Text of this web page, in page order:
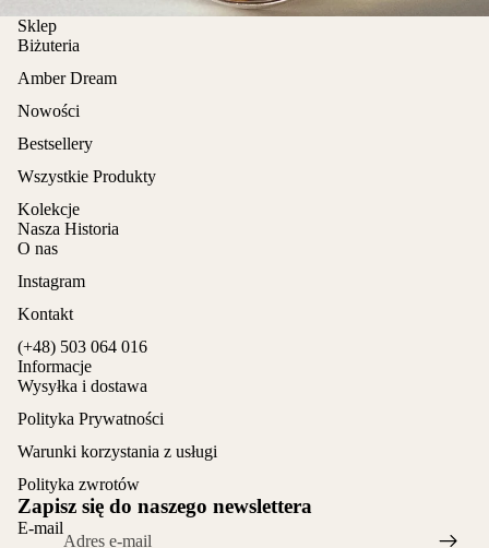
Sklep
Biżuteria
Amber Dream
Nowości
Bestsellery
Wszystkie Produkty
Kolekcje
Nasza Historia
O nas
Instagram
Kontakt
(+48) 503 064 016
Informacje
Wysyłka i dostawa
Polityka Prywatności
Warunki korzystania z usługi
Polityka zwrotów
Zapisz się do naszego newslettera
E-mail